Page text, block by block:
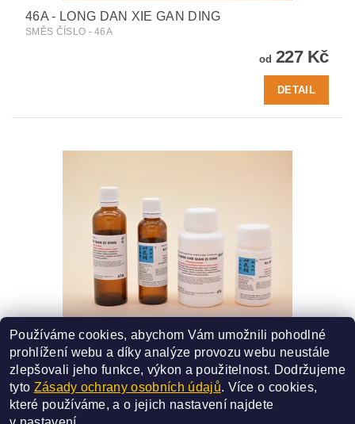
46A - LONG DAN XIE GAN DING
SMĚS ČÍSLO - 46A
od 227 Kč
DETAIL
47A - KU SHEN CHE QIAN ZI DING
SMĚS ČÍSLO - 47A
od227 Kč
Používáme cookies, abychom Vám umožnili pohodlné
prohlížení webu a díky analýze provozu webu neustále
zlepšovali jeho funkce, výkon a použitelnost. Dodržujeme
tyto Zásady ochrany osobních údajů. Více o cookies,
které používáme, a o jejich nastavení najdete